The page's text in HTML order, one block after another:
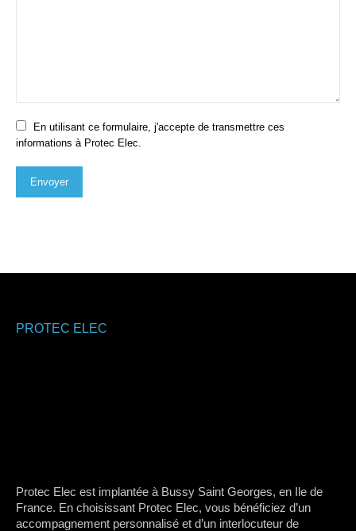
En utilisant ce formulaire, j'accepte de transmettre ces
informations à Protec Elec.
Envoyer
PROTEC ELEC
Protec Elec est implantée à Bussy Saint Georges, en Ile de
France. En choisissant Protec Elec, vous bénéficiez d’un
accompagnement personnalisé et d’un interlocuteur de